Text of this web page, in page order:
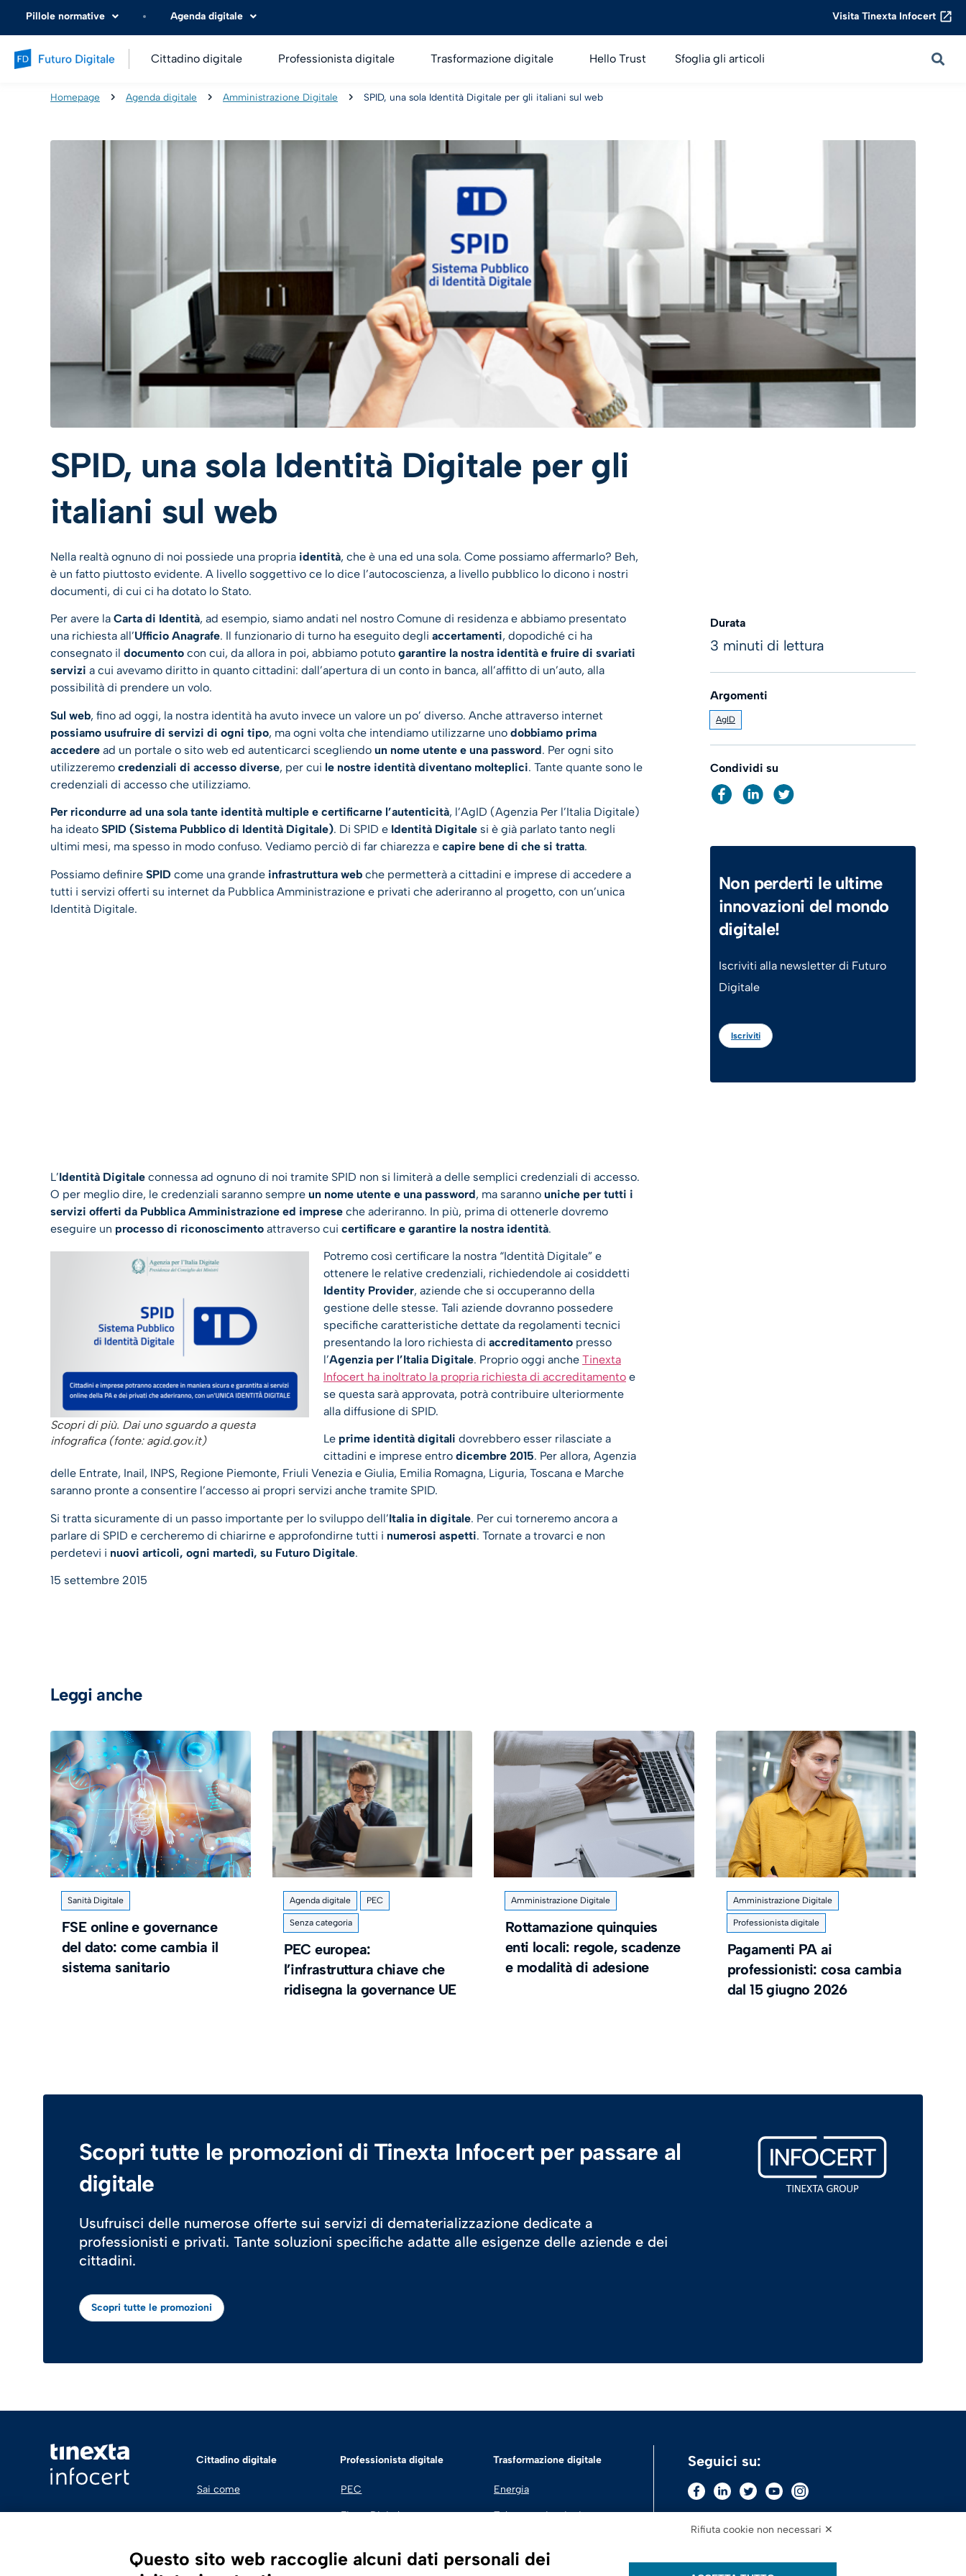
Pillole normative Agenda digitale Visita Tinexta Infocert
Cittadino digitale Professionista digitale Trasformazione digitale Hello Trust Sfoglia gli articoli
Homepage Agenda digitale Amministrazione Digitale SPID, una sola Identità Digitale per gli italiani sul web
SPID, una sola Identità Digitale per gli
italiani sul web
Nella realtà ognuno di noi possiede una propria identità, che è una ed una sola. Come possiamo affermarlo? Beh,
è un fatto piuttosto evidente. A livello soggettivo ce lo dice l’autocoscienza, a livello pubblico lo dicono i nostri
documenti, di cui ci ha dotato lo Stato.
Per avere la Carta di Identità, ad esempio, siamo andati nel nostro Comune di residenza e abbiamo presentato
una richiesta all’Ufficio Anagrafe. Il funzionario di turno ha eseguito degli accertamenti, dopodiché ci ha
consegnato il documento con cui, da allora in poi, abbiamo potuto garantire la nostra identità e fruire di svariati
servizi a cui avevamo diritto in quanto cittadini: dall’apertura di un conto in banca, all’affitto di un’auto, alla
possibilità di prendere un volo.
Sul web, fino ad oggi, la nostra identità ha avuto invece un valore un po’ diverso. Anche attraverso internet
possiamo usufruire di servizi di ogni tipo, ma ogni volta che intendiamo utilizzarne uno dobbiamo prima
accedere ad un portale o sito web ed autenticarci scegliendo un nome utente e una password. Per ogni sito
utilizzeremo credenziali di accesso diverse, per cui le nostre identità diventano molteplici. Tante quante sono le
credenziali di accesso che utilizziamo.
Per ricondurre ad una sola tante identità multiple e certificarne l’autenticità, l’AgID (Agenzia Per l’Italia Digitale)
ha ideato SPID (Sistema Pubblico di Identità Digitale). Di SPID e Identità Digitale si è già parlato tanto negli
ultimi mesi, ma spesso in modo confuso. Vediamo perciò di far chiarezza e capire bene di che si tratta.
Possiamo definire SPID come una grande infrastruttura web che permetterà a cittadini e imprese di accedere a
tutti i servizi offerti su internet da Pubblica Amministrazione e privati che aderiranno al progetto, con un’unica
Identità Digitale.
L’Identità Digitale connessa ad ognuno di noi tramite SPID non si limiterà a delle semplici credenziali di accesso.
O per meglio dire, le credenziali saranno sempre un nome utente e una password, ma saranno uniche per tutti i
servizi offerti da Pubblica Amministrazione ed imprese che aderiranno. In più, prima di ottenerle dovremo
eseguire un processo di riconoscimento attraverso cui certificare e garantire la nostra identità.
Scopri di più. Dai uno sguardo a questa
infografica (fonte: agid.gov.it)
Potremo così certificare la nostra “Identità Digitale” e
ottenere le relative credenziali, richiedendole ai cosiddetti
Identity Provider, aziende che si occuperanno della
gestione delle stesse. Tali aziende dovranno possedere
specifiche caratteristiche dettate da regolamenti tecnici
presentando la loro richiesta di accreditamento presso
l’Agenzia per l’Italia Digitale. Proprio oggi anche Tinexta
Infocert ha inoltrato la propria richiesta di accreditamento e
se questa sarà approvata, potrà contribuire ulteriormente
alla diffusione di SPID.
Le prime identità digitali dovrebbero esser rilasciate a
cittadini e imprese entro dicembre 2015. Per allora, Agenzia
delle Entrate, Inail, INPS, Regione Piemonte, Friuli Venezia e Giulia, Emilia Romagna, Liguria, Toscana e Marche
saranno pronte a consentire l’accesso ai propri servizi anche tramite SPID.
Si tratta sicuramente di un passo importante per lo sviluppo dell’Italia in digitale. Per cui torneremo ancora a
parlare di SPID e cercheremo di chiarirne e approfondirne tutti i numerosi aspetti. Tornate a trovarci e non
perdetevi i nuovi articoli, ogni martedì, su Futuro Digitale.
15 settembre 2015
Durata
3 minuti di lettura
Argomenti
AgID
Condividi su
Non perderti le ultime
innovazioni del mondo
digitale!
Iscriviti alla newsletter di Futuro
Digitale
Iscriviti
Leggi anche
Sanità Digitale
FSE online e governance
del dato: come cambia il
sistema sanitario
Agenda digitale PEC
Senza categoria
PEC europea:
l’infrastruttura chiave che
ridisegna la governance UE
Amministrazione Digitale
Rottamazione quinquies
enti locali: regole, scadenze
e modalità di adesione
Amministrazione Digitale
Professionista digitale
Pagamenti PA ai
professionisti: cosa cambia
dal 15 giugno 2026
Scopri tutte le promozioni di Tinexta Infocert per passare al
digitale
Usufruisci delle numerose offerte sui servizi di dematerializzazione dedicate a
professionisti e privati. Tante soluzioni specifiche adatte alle esigenze delle aziende e dei
cittadini.
Scopri tutte le promozioni
Cittadino digitale
Sai come
Professionista digitale
PEC
Firma Digitale
SPID | Identità Digitale
Trasformazione digitale
Energia
Telecomunicazioni
Seguici su:
Rifiuta cookie non necessari ✕
Questo sito web raccoglie alcuni dati personali dei